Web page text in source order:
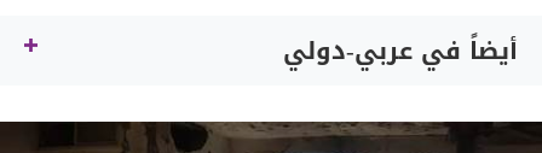
أيضاً في عربي-دولي